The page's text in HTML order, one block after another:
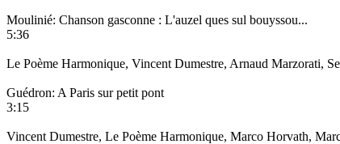
Moulinié: Chanson gasconne : L'auzel ques sul bouyssou...
5:36
Le Poème Harmonique, Vincent Dumestre, Arnaud Marzorati,
Guédron: A Paris sur petit pont
3:15
Vincent Dumestre, Le Poème Harmonique, Marco Horvath,